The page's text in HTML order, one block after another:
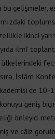
gelişmeler,
ikinci
ilmî
ülkelerindeki
İslâm
de
konuyu geniş
önleyici
ve câiz